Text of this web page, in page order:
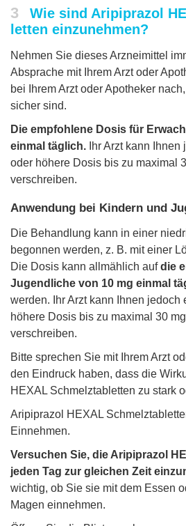
3
Wie sind Aripiprazol
letten einzunehmen?
Nehmen Sie dieses Arzneimittel
Absprache mit Ihrem Arzt oder
bei Ihrem Arzt oder Apotheker
sicher sind.
Die empfohlene Dosis für
einmal täglich. Ihr Arzt kann
oder höhere Dosis bis zu maximal
verschreiben.
Anwendung bei Kindern und
Die Behandlung kann in einer
begonnen werden, z. B. mit einer
Die Dosis kann allmählich aufdie
Jugendliche von 10 mg einmal
werden. Ihr Arzt kann Ihnen jedoch
höhere Dosis bis zu maximal 30
verschreiben.
Bitte sprechen Sie mit Ihrem Arzt
den Eindruck haben, dass die
HEXAL Schmelztabletten zu stark
Aripiprazol HEXAL
Einnehmen.
Versuchen Sie, die Aripiprazol
jeden Tag zur gleichen Zeit
wichtig, ob Sie sie mit dem Essen
Magen einnehmen.